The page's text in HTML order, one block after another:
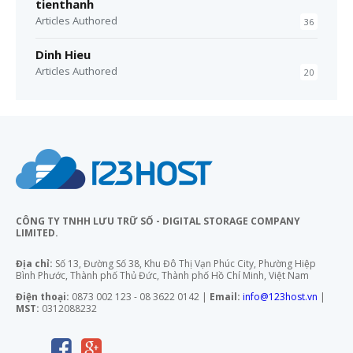
tienthanh
Articles Authored 36
Dinh Hieu
Articles Authored 20
CÔNG TY TNHH LƯU TRỮ SỐ - DIGITAL STORAGE COMPANY
LIMITED.
Địa chỉ: Số 13, Đường Số 38, Khu Đô Thị Vạn Phúc City, Phường Hiệp
Bình Phước, Thành phố Thủ Đức, Thành phố Hồ Chí Minh, Việt Nam
Điện thoại: 0873 002 123 - 08 3622 0142 | Email: info@123host.vn |
MST: 0312088232